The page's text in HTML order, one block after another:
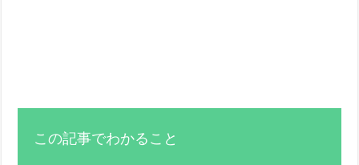
この記事でわかること